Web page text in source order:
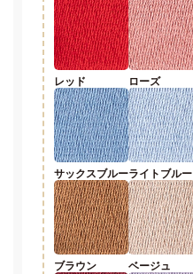
レッド ローズ
サックスブルーライトブルー
ブラウン ベージュ